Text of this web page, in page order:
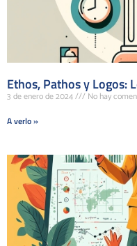
Ethos, Pathos y Logos:
3 de enero de 2024
No hay
A verlo »